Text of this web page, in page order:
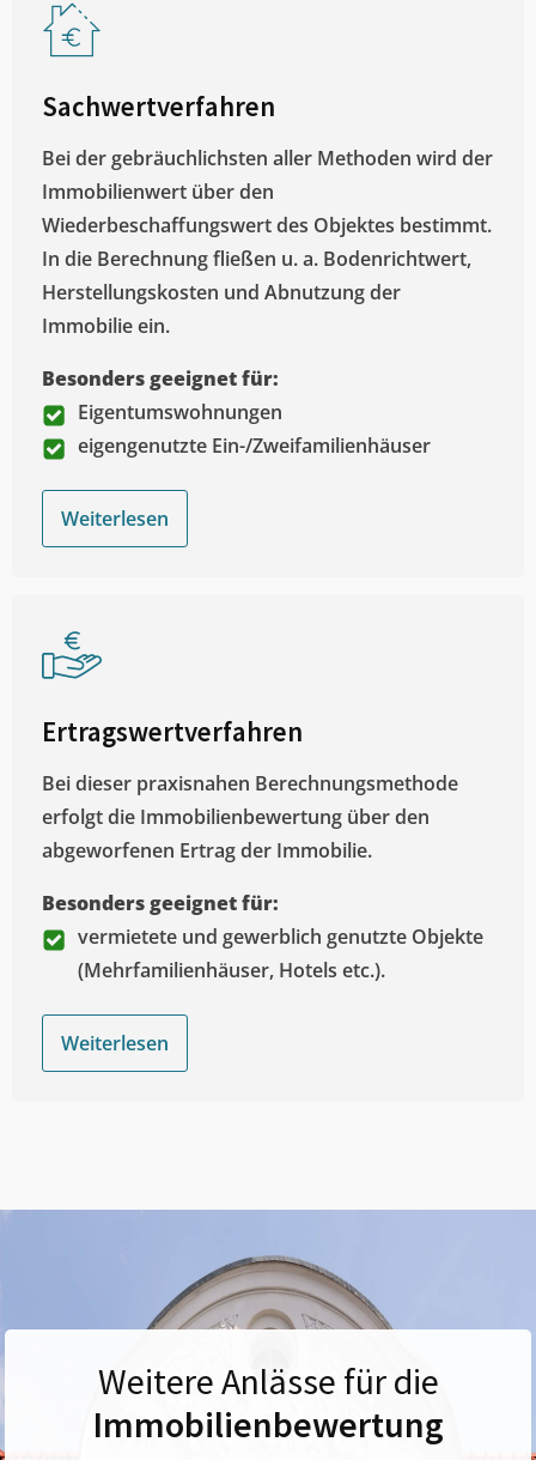
Sachwertverfahren
Bei der gebräuchlichsten aller Methoden wird der
Immobilienwert über den
Wiederbeschaffungswert des Objektes bestimmt.
In die Berechnung fließen u. a. Bodenrichtwert,
Herstellungskosten und Abnutzung der
Immobilie ein.
Besonders geeignet für:
Eigentumswohnungen
eigengenutzte Ein-/Zweifamilienhäuser
Weiterlesen
Ertragswertverfahren
Bei dieser praxisnahen Berechnungsmethode
erfolgt die Immobilienbewertung über den
abgeworfenen Ertrag der Immobilie.
Besonders geeignet für:
vermietete und gewerblich genutzte Objekte
(Mehrfamilienhäuser, Hotels etc.).
Weiterlesen
Weitere Anlässe für die
Immobilienbewertung